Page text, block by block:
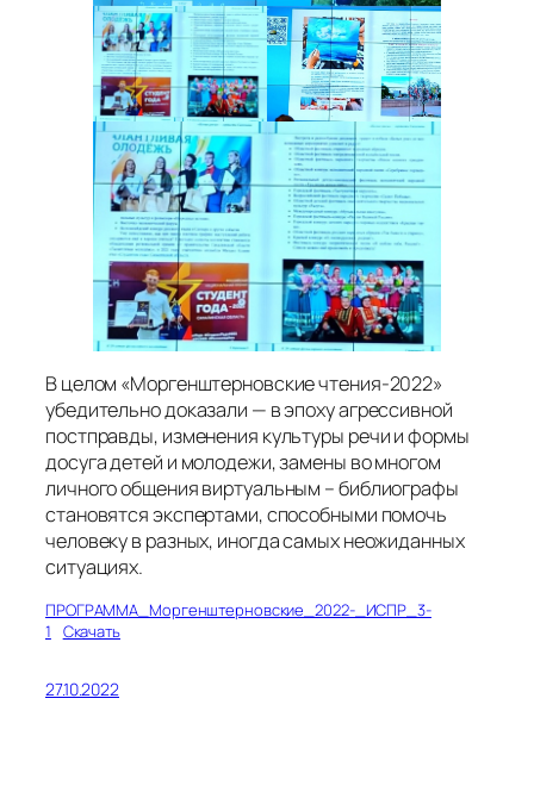
В целом «Моргенштерновские чтения-2022»
убедительно доказали — в эпоху агрессивной
постправды, изменения культуры речи и формы
досуга детей и молодежи, замены во многом
личного общения виртуальным – библиографы
становятся экспертами, способными помочь
человеку в разных, иногда самых неожиданных
ситуациях.
ПРОГРАММА_Моргенштерновские_2022-_ИСПР_3-
1
Скачать
27.10.2022